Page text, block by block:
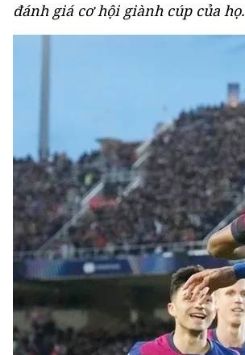
đánh giá cơ hội giành cúp của họ.